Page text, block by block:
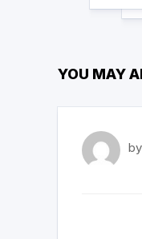
YOU MAY
by